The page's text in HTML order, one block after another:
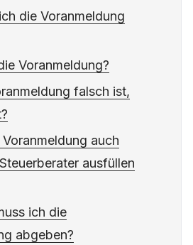
die Voranmeldung
Voranmeldung?
falsch ist,
auch
ausfüllen
ich die
abgeben?